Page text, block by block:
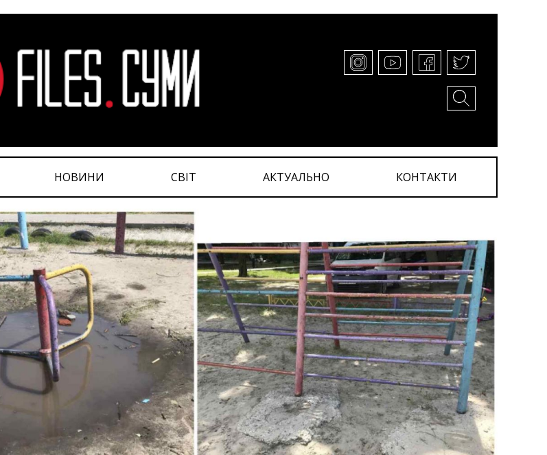
НОВИНИ СВІТ АКТУАЛЬНО КОНТАКТИ